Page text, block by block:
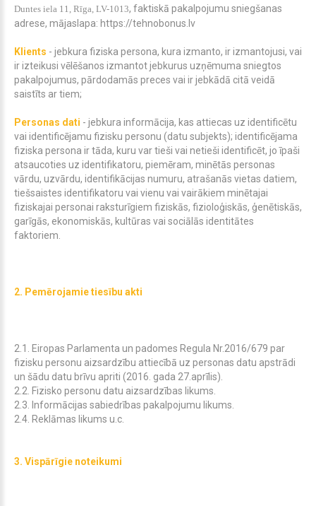
Duntes iela 11, Rīga, LV-1013, faktiskā pakalpojumu sniegšanas
adrese, mājaslapa: https://tehnobonus.lv
Klients - jebkura fiziska persona, kura izmanto, ir izmantojusi, vai
ir izteikusi vēlēšanos izmantot jebkurus uzņēmuma sniegtos
pakalpojumus, pārdodamās preces vai ir jebkādā citā veidā
saistīts ar tiem;
Personas dati - jebkura informācija, kas attiecas uz identificētu
vai identificējamu fizisku personu (datu subjekts); identificējama
fiziska persona ir tāda, kuru var tieši vai netieši identificēt, jo īpaši
atsaucoties uz identifikatoru, piemēram, minētās personas
vārdu, uzvārdu, identifikācijas numuru, atrašanās vietas datiem,
tiešsaistes identifikatoru vai vienu vai vairākiem minētajai
fiziskajai personai raksturīgiem fiziskās, fizioloģiskās, ģenētiskās,
garīgās, ekonomiskās, kultūras vai sociālās identitātes
faktoriem.
2. Pemērojamie tiesību akti
2.1. Eiropas Parlamenta un padomes Regula Nr.2016/679 par
fizisku personu aizsardzību attiecībā uz personas datu apstrādi
un šādu datu brīvu apriti (2016. gada 27.aprīlis).
2.2. Fizisko personu datu aizsardzības likums.
2.3. Informācijas sabiedrības pakalpojumu likums.
2.4. Reklāmas likums u.c.
3. Vispārīgie noteikumi